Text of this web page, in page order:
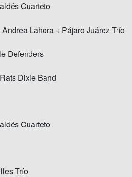
Cuarteto
Andrea Lahora + Pájaro Juárez Trío
Defenders
Dixie Band
Cuarteto
Trío